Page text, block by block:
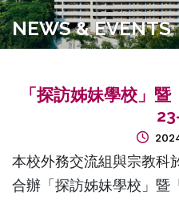
NEWS & EVENTS
「探訪姊妹學校」
本校外務交流組與宗教科
合辦「探訪姊妹學校」暨